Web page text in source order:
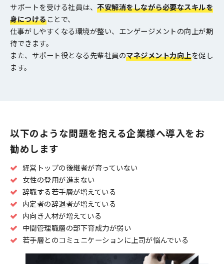
サポートを受ける社員は、 不安解消をしながら必要なスキルを
身につけることで、
仕事がしやすくなる環境が整い、エンゲージメントの向上が期
待できます。
また、サポート役となる先輩社員のマネジメント力向上を促し
ます。
以下のような問題を抱える企業様へ導入をお
勧めします
経営トップの後継者が育っていない
女性の登用が進まない
辞職する若手層が増えている
内定者の辞退者が増えている
内向き人材が増えている
中間管理職層の部下育成力が弱い
若手層とのコミュニケーションに上司が悩んでいる